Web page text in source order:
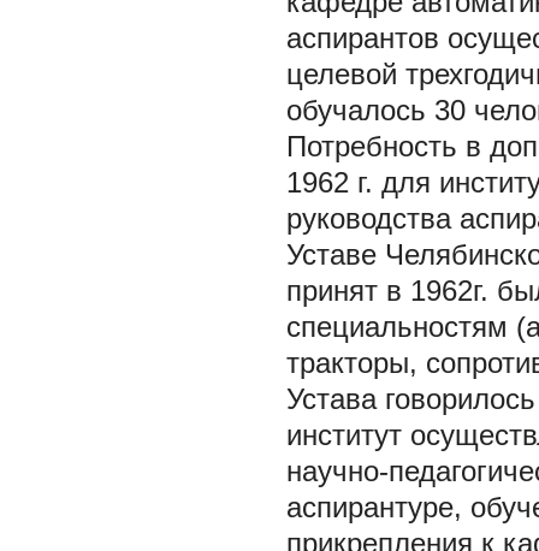
аспирантов
целевой
обучалось 30
Потребность в
1962 г. для
руководства
Уставе
принят в 1962г.
специальностям
тракторы,
Устава
институт
научно-
аспирантуре,
прикрепления к